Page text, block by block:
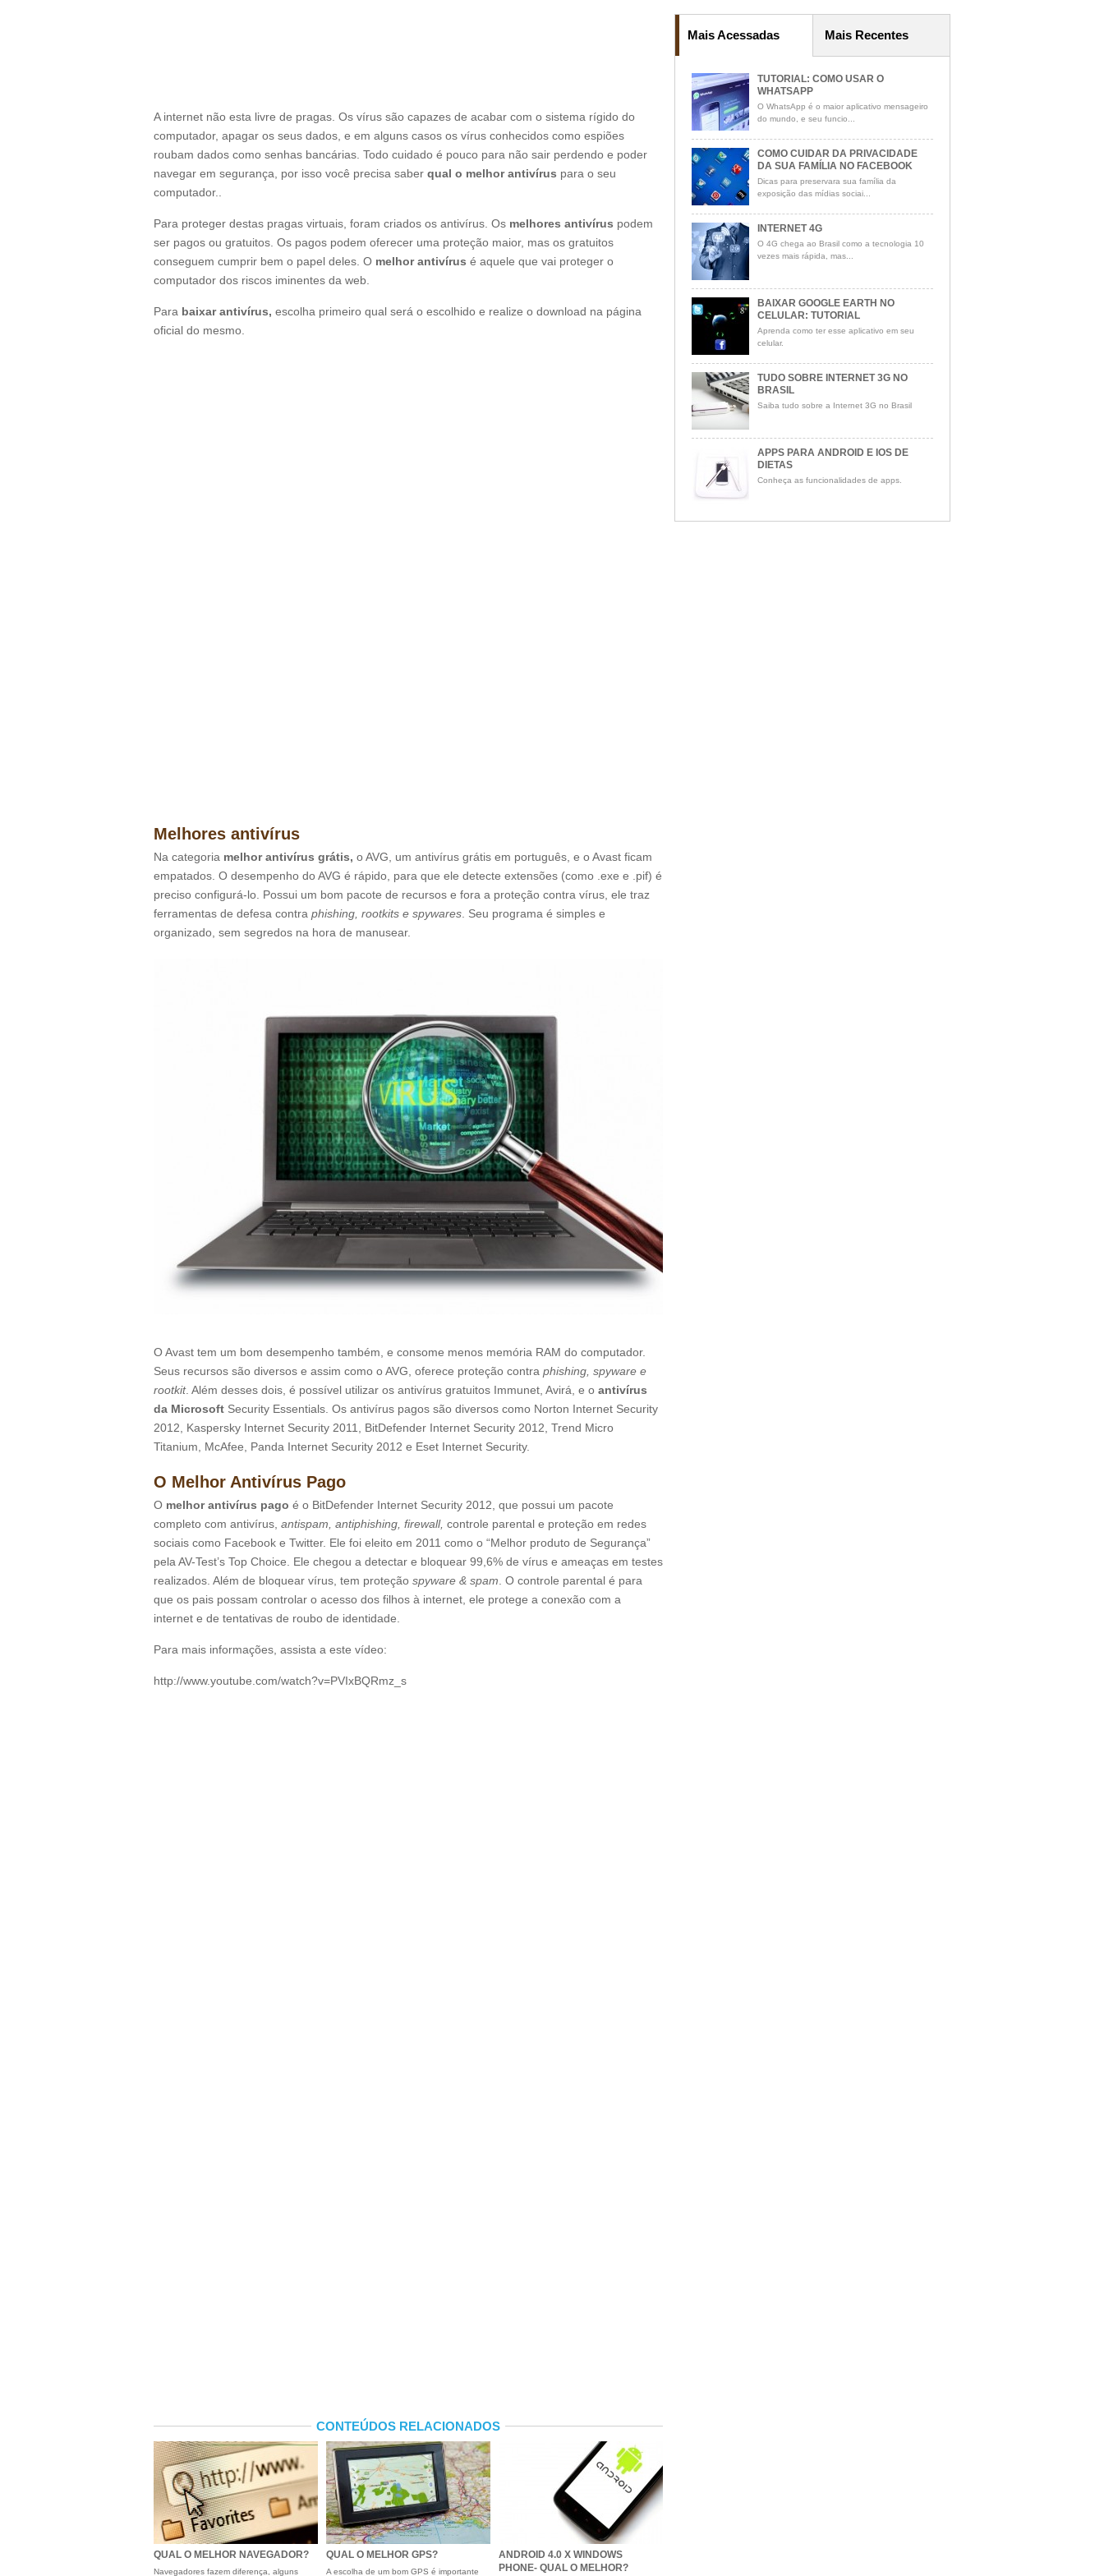
A internet não esta livre de pragas. Os vírus são capazes de acabar com o sistema rígido do
computador, apagar os seus dados, e em alguns casos os vírus conhecidos como espiões
roubam dados como senhas bancárias. Todo cuidado é pouco para não sair perdendo e poder
navegar em segurança, por isso você precisa saber qual o melhor antivírus para o seu
computador..
Para proteger destas pragas virtuais, foram criados os antivírus. Os melhores antivírus podem
ser pagos ou gratuitos. Os pagos podem oferecer uma proteção maior, mas os gratuitos
conseguem cumprir bem o papel deles. O melhor antivírus é aquele que vai proteger o
computador dos riscos iminentes da web.
Para baixar antivírus, escolha primeiro qual será o escolhido e realize o download na página
oficial do mesmo.
Melhores antivírus
Na categoria melhor antivírus grátis, o AVG, um antivírus grátis em português, e o Avast ficam
empatados. O desempenho do AVG é rápido, para que ele detecte extensões (como .exe e .pif) é
preciso configurá-lo. Possui um bom pacote de recursos e fora a proteção contra vírus, ele traz
ferramentas de defesa contra phishing, rootkits e spywares . Seu programa é simples e
organizado, sem segredos na hora de manusear.
O Avast tem um bom desempenho também, e consome menos memória RAM do computador.
Seus recursos são diversos e assim como o AVG, oferece proteção contra phishing, spyware e
rootkit. Além desses dois, é possível utilizar os antivírus gratuitos Immunet, Avirá, e o antivírus
da Microsoft Security Essentials. Os antivírus pagos são diversos como Norton Internet Security
2012, Kaspersky Internet Security 2011, BitDefender Internet Security 2012, Trend Micro
Titanium, McAfee, Panda Internet Security 2012 e Eset Internet Security.
O Melhor Antivírus Pago
O melhor antivírus pago é o BitDefender Internet Security 2012, que possui um pacote
completo com antivírus, antispam, antiphishing, firewall, controle parental e proteção em redes
sociais como Facebook e Twitter. Ele foi eleito em 2011 como o “Melhor produto de Segurança”
pela AV-Test’s Top Choice. Ele chegou a detectar e bloquear 99,6% de vírus e ameaças em testes
realizados. Além de bloquear vírus, tem proteção spyware & spam . O controle parental é para
que os pais possam controlar o acesso dos filhos à internet, ele protege a conexão com a
internet e de tentativas de roubo de identidade.
Para mais informações, assista a este vídeo:
http://www.youtube.com/watch?v=PVIxBQRmz_s
CONTEÚDOS RELACIONADOS
QUAL O MELHOR NAVEGADOR?
Navegadores fazem diferença, alguns
QUAL O MELHOR GPS?
A escolha de um bom GPS é importante
ANDROID 4.0 X WINDOWS
PHONE- QUAL O MELHOR?
Mais Acessadas Mais Recentes
TUTORIAL: COMO USAR O
WHATSAPP
O WhatsApp é o maior aplicativo mensageiro
do mundo, e seu funcio...
COMO CUIDAR DA PRIVACIDADE
DA SUA FAMÍLIA NO FACEBOOK
Dicas para preservara sua família da
exposição das mídias sociai...
INTERNET 4G
O 4G chega ao Brasil como a tecnologia 10
vezes mais rápida, mas...
BAIXAR GOOGLE EARTH NO
CELULAR: TUTORIAL
Aprenda como ter esse aplicativo em seu
celular.
TUDO SOBRE INTERNET 3G NO
BRASIL
Saiba tudo sobre a Internet 3G no Brasil
APPS PARA ANDROID E IOS DE
DIETAS
Conheça as funcionalidades de apps.